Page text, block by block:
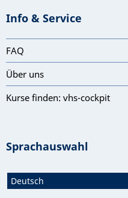
Info & Service
FAQ
Über uns
Kurse finden: vhs-cockpit
Sprachauswahl